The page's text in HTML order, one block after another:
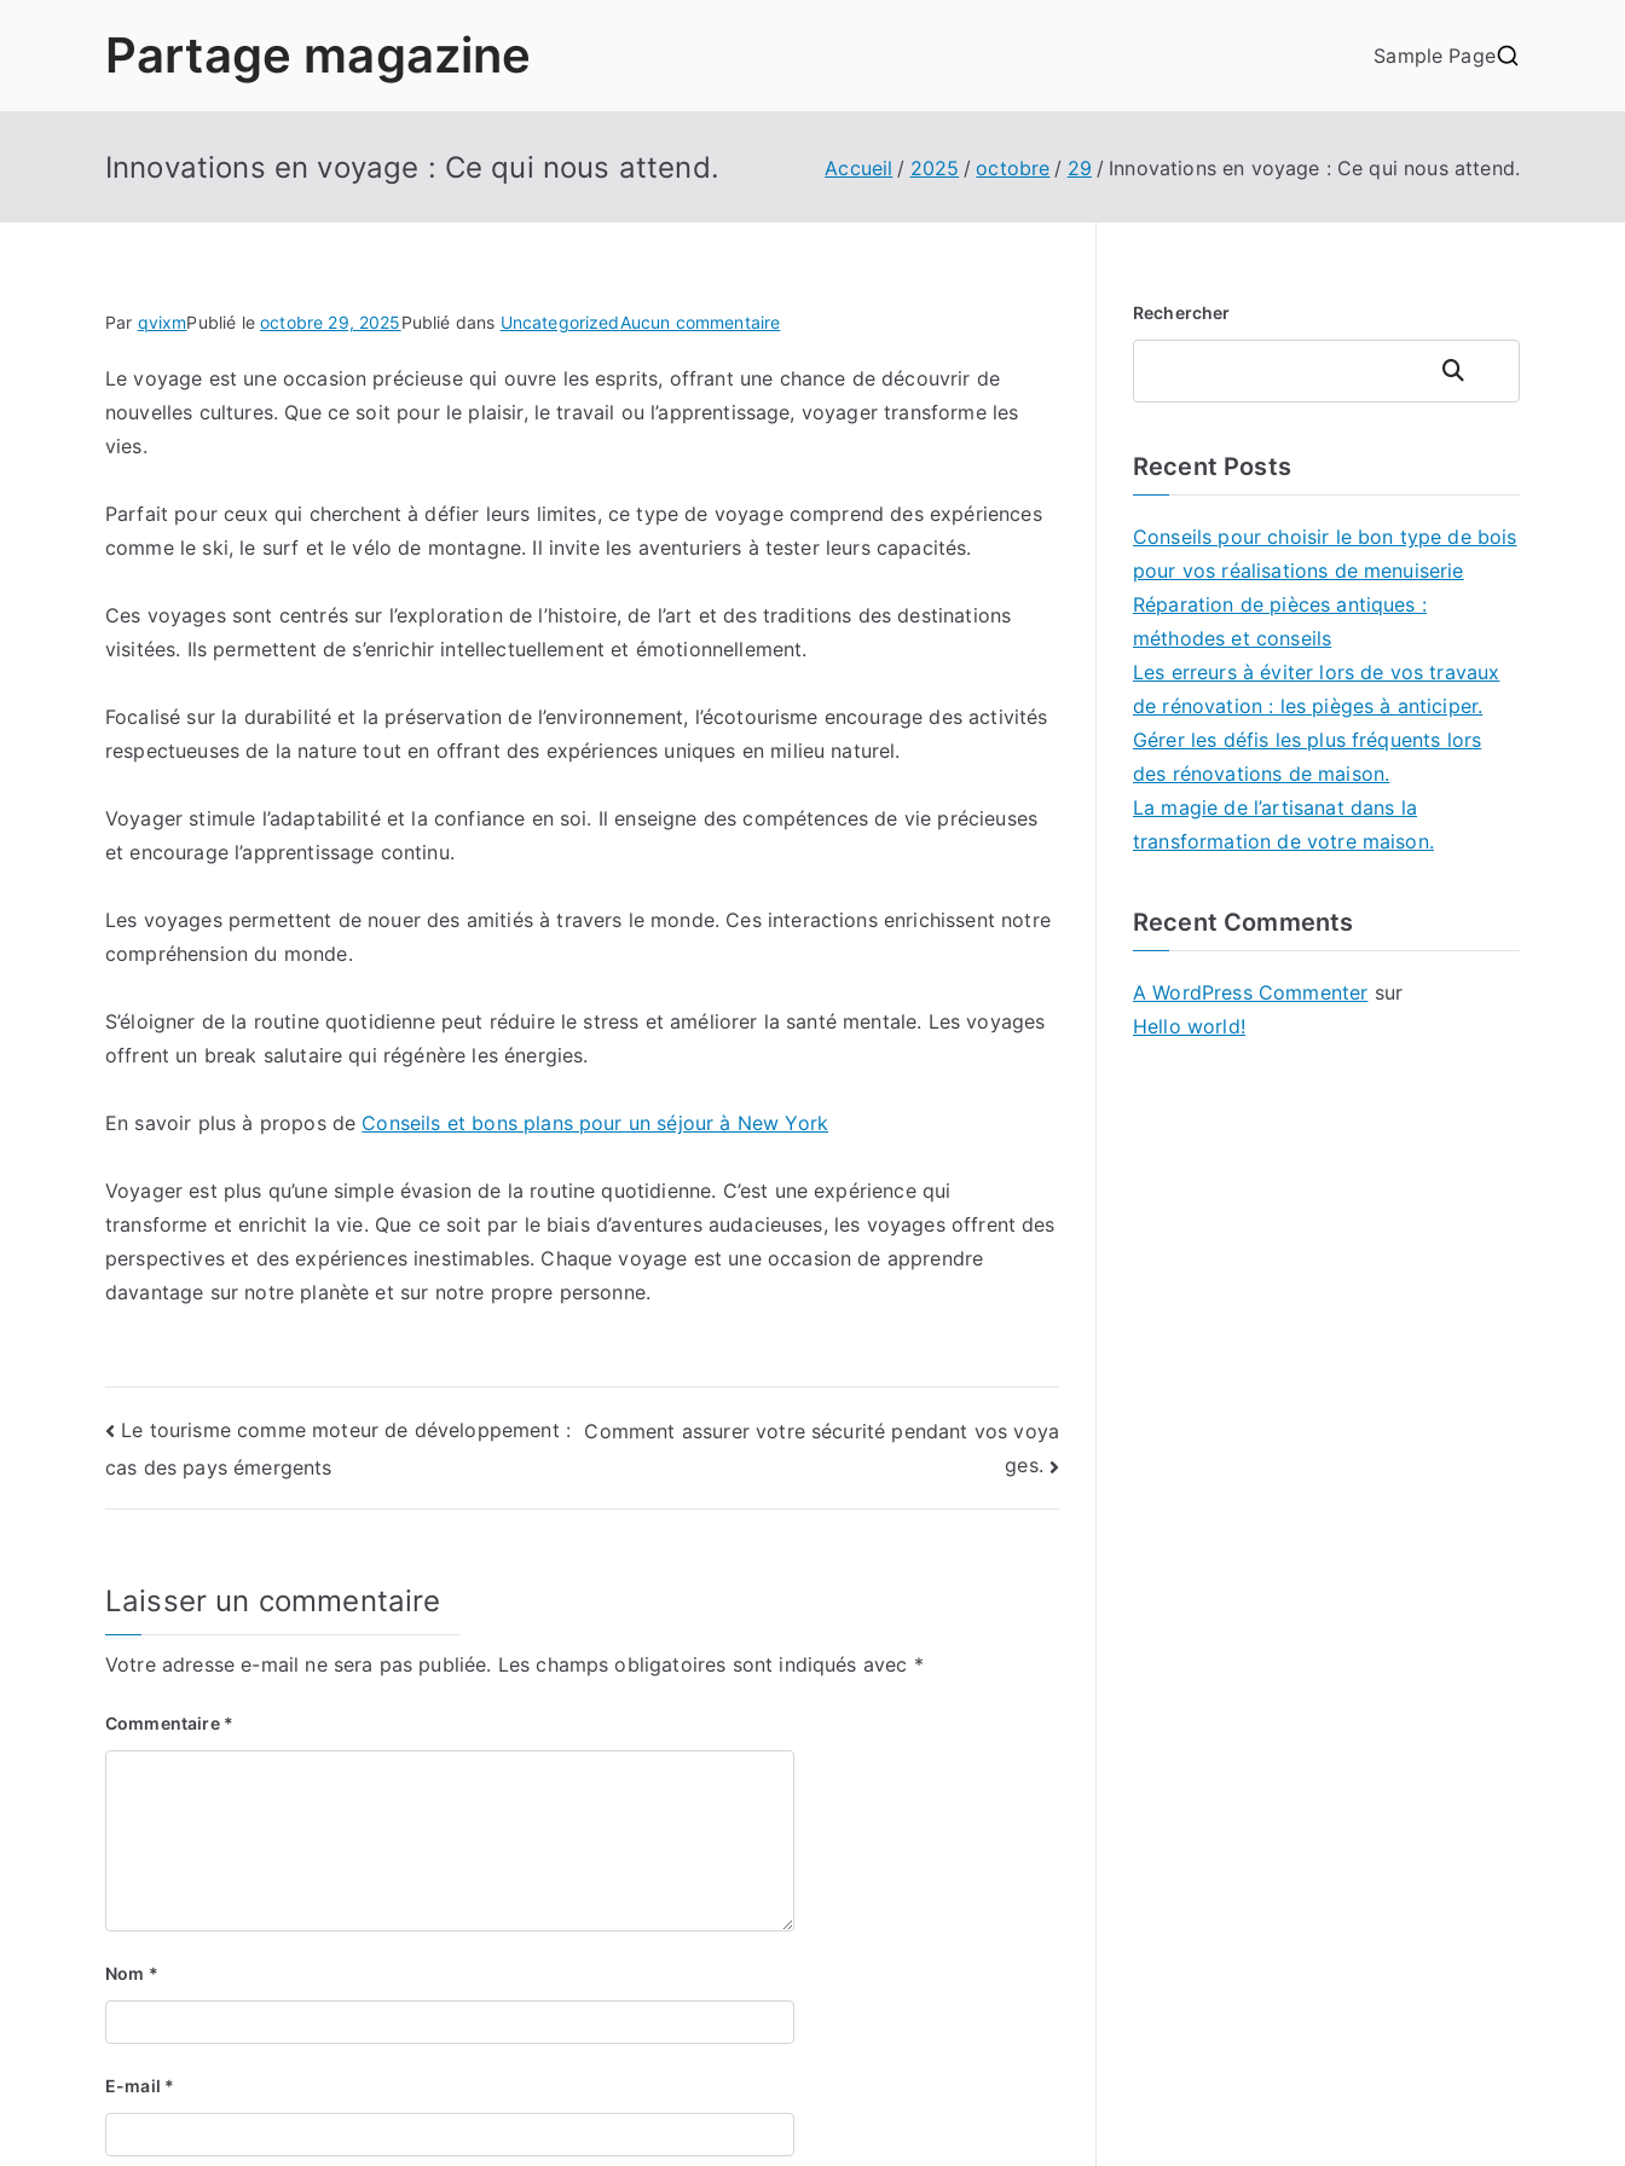
Partage magazine Sample Page
Innovations en voyage : Ce qui nous attend. Accueil 2025 octobre 29 Innovations en voyage : Ce qui nous attend.
Par qvixmPublié leoctobre 29, 2025Publié dans UncategorizedAucun commentairesur
en
voyage
attend.
Le voyage est une occasion précieuse qui ouvre les esprits, offrant une chance de découvrir de
nouvelles cultures. Que ce soit pour le plaisir, le travail ou l’apprentissage, voyager transforme les
vies.
Parfait pour ceux qui cherchent à défier leurs limites, ce type de voyage comprend des expériences
comme le ski, le surf et le vélo de montagne. Il invite les aventuriers à tester leurs capacités.
Ces voyages sont centrés sur l’exploration de l’histoire, de l’art et des traditions des destinations
visitées. Ils permettent de s’enrichir intellectuellement et émotionnellement.
Focalisé sur la durabilité et la préservation de l’environnement, l’écotourisme encourage des activités
respectueuses de la nature tout en offrant des expériences uniques en milieu naturel.
Voyager stimule l’adaptabilité et la confiance en soi. Il enseigne des compétences de vie précieuses
et encourage l’apprentissage continu.
Les voyages permettent de nouer des amitiés à travers le monde. Ces interactions enrichissent notre
compréhension du monde.
S’éloigner de la routine quotidienne peut réduire le stress et améliorer la santé mentale. Les voyages
offrent un break salutaire qui régénère les énergies.
En savoir plus à propos de Conseils et bons plans pour un séjour à New York
Voyager est plus qu’une simple évasion de la routine quotidienne. C’est une expérience qui
transforme et enrichit la vie. Que ce soit par le biais d’aventures audacieuses, les voyages offrent des
perspectives et des expériences inestimables. Chaque voyage est une occasion de apprendre
davantage sur notre planète et sur notre propre personne.
Navigation
de
Le tourisme comme moteur de développement :
cas des pays émergents
Comment assurer votre sécurité pendant vos voya
ges.
Laisser un commentaire
Votre adresse e-mail ne sera pas publiée. Les champs obligatoires sont indiqués avec *
Commentaire *
Nom *
E-mail *
Rechercher
Rechercher
Recent Posts
Conseils pour choisir le bon type de bois
pour vos réalisations de menuiserie
Réparation de pièces antiques :
méthodes et conseils
Les erreurs à éviter lors de vos travaux
de rénovation : les pièges à anticiper.
Gérer les défis les plus fréquents lors
des rénovations de maison.
La magie de l’artisanat dans la
transformation de votre maison.
Recent Comments
A WordPress Commenter sur
Hello world!